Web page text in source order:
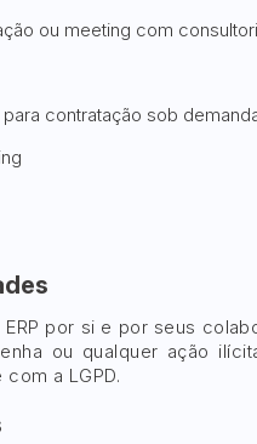
ou meeting com
contratação sob
por si e por seus
ou qualquer ação
a LGPD.